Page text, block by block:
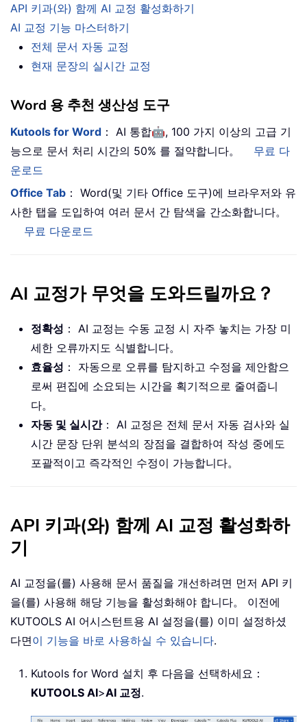
API 키과(와) 함께 AI 교정 활성화하기
AI 교정 기능 마스터하기
전체 문서 자동 교정
현재 문장의 실시간 교정
Word 용 추천 생산성 도구
Kutools for Word ： AI 통합🤖, 100 가지 이상의 고급 기
능으로 문서 처리 시간의 50% 를 절약합니다。
무료 다
운로드
Office Tab ： Word(및 기타 Office 도구)에 브라우저와 유
사한 탭을 도입하여 여러 문서 간 탐색을 간소화합니다。
무료 다운로드
AI 교정가 무엇을 도와드릴까요？
정확성 ： AI 교정는 수동 교정 시 자주 놓치는 가장 미
세한 오류까지도 식별합니다。
효율성 ： 자동으로 오류를 탐지하고 수정을 제안함으
로써 편집에 소요되는 시간을 획기적으로 줄여줍니
다。
자동 및 실시간： AI 교정은 전체 문서 자동 검사와 실
시간 문장 단위 분석의 장점을 결합하여 작성 중에도
포괄적이고 즉각적인 수정이 가능합니다。
API 키과(와) 함께 AI 교정 활성화하
기
AI 교정을(를) 사용해 문서 품질을 개선하려면 먼저 API 키
을(를) 사용해 해당 기능을 활성화해야 합니다。 이전에
KUTOOLS AI 어시스턴트용 AI 설정을(를) 이미 설정하셨
다면이 기능을 바로 사용하실 수 있습니다.
Kutools for Word 설치 후 다음을 선택하세요：
KUTOOLS AI>AI 교정.